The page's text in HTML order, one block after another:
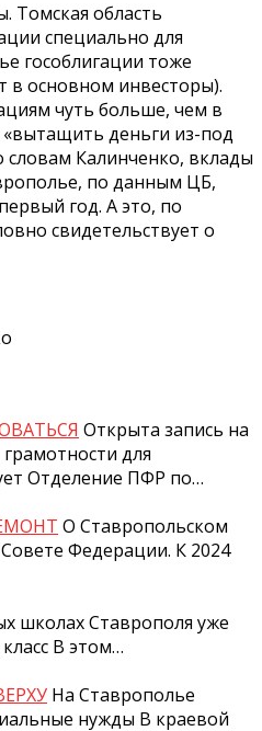
Томская область
специально для
гособлигации тоже
в основном инвесторы).
чуть больше, чем в
«вытащить деньги из-под
Калинченко, вклады
по данным ЦБ,
год. А это, по
свидетельствует о
Открыта запись на
для
Отделение ПФР по…
О Ставропольском
Федерации. К 2024
школах Ставрополя уже
В этом…
На Ставрополье
нужды В краевой